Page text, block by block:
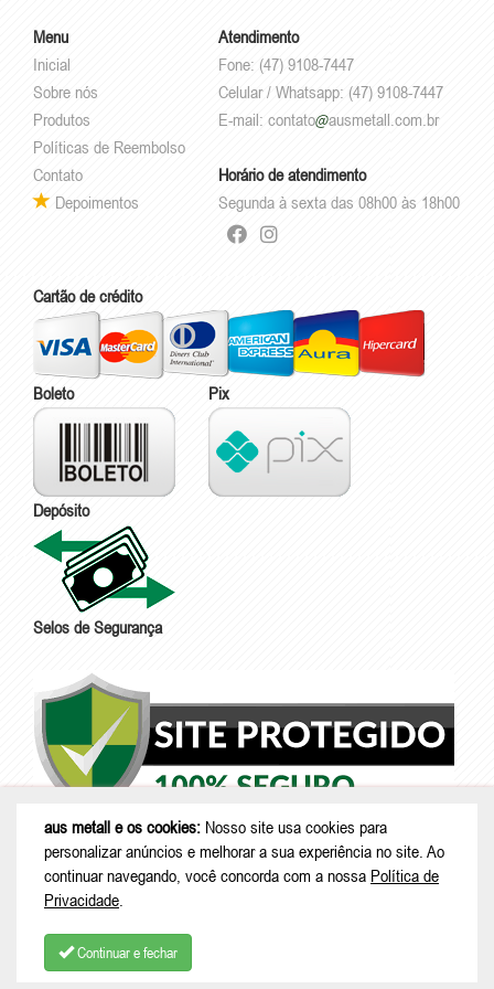
Menu
Inicial
Sobre nós
Produtos
Políticas de Reembolso
Contato
Depoimentos
Atendimento
Fone: (47) 9108-7447
Celular / Whatsapp: (47) 9108-7447
E-mail: contato ausmetall.com.br
Horário de atendimento
Segunda à sexta das 08h00 às 18h00
Cartão de crédito
Boleto Pix
Depósito
Selos de Segurança
aus metall e os cookies: Nosso site usa cookies para
personalizar anúncios e melhorar a sua experiência no site. Ao
continuar navegando, você concorda com a nossa Política de
Privacidade
Continuar e fechar